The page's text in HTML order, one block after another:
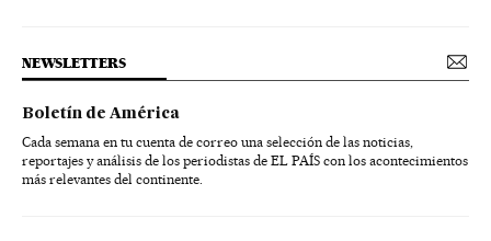
NEWSLETTERS
Boletín de América
Cada semana en tu cuenta de correo una selección de las noticias,
reportajes y análisis de los periodistas de EL PAÍS con los acontecimientos
más relevantes del continente.